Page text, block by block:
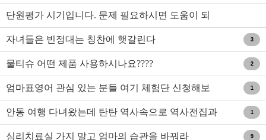
단원평가 시기입니다. 문제 필요하시면 도움이 되
십니다.
자녀들은 빈정대는 칭찬에 햇갈린다 3
물티슈 어떤 제품 사용하시나요???? 2
엄마표영어 관심 있는 분들 여기 체험단 신청해보
시면 좋을 것 같..
1
안동 여행 다녀왔는데 탄탄 역사속으로 역사전집과
연계되네요.
1
심리치료실 가지 말고 엄마의 습관을 바꿔라 9